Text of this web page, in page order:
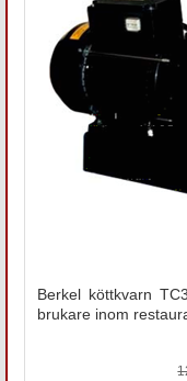
Berkel köttkvarn
brukare inom